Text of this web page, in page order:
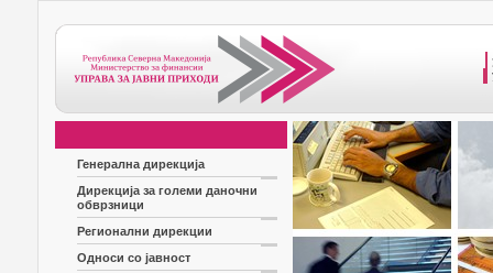
Генерална дирекција
Дирекција за големи даночни
обврзници
Регионални дирекции
Односи со јавност